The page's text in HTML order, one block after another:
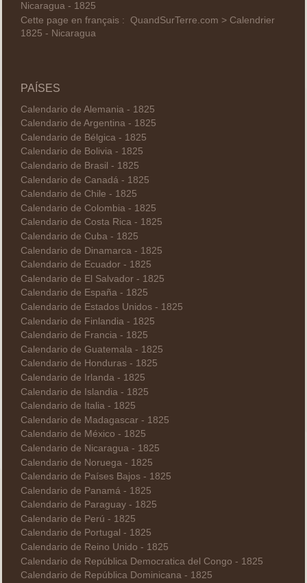
Nicaragua - 1825
Cette page en français : QuandSurTerre.com > Calendrier
1825 - Nicaragua
PAÍSES
Calendario de Alemania - 1825
Calendario de Argentina - 1825
Calendario de Bélgica - 1825
Calendario de Bolivia - 1825
Calendario de Brasil - 1825
Calendario de Canadá - 1825
Calendario de Chile - 1825
Calendario de Colombia - 1825
Calendario de Costa Rica - 1825
Calendario de Cuba - 1825
Calendario de Dinamarca - 1825
Calendario de Ecuador - 1825
Calendario de El Salvador - 1825
Calendario de España - 1825
Calendario de Estados Unidos - 1825
Calendario de Finlandia - 1825
Calendario de Francia - 1825
Calendario de Guatemala - 1825
Calendario de Honduras - 1825
Calendario de Irlanda - 1825
Calendario de Islandia - 1825
Calendario de Italia - 1825
Calendario de Madagascar - 1825
Calendario de México - 1825
Calendario de Nicaragua - 1825
Calendario de Noruega - 1825
Calendario de Países Bajos - 1825
Calendario de Panamá - 1825
Calendario de Paraguay - 1825
Calendario de Perú - 1825
Calendario de Portugal - 1825
Calendario de Reino Unido - 1825
Calendario de República Democratica del Congo - 1825
Calendario de República Dominicana - 1825